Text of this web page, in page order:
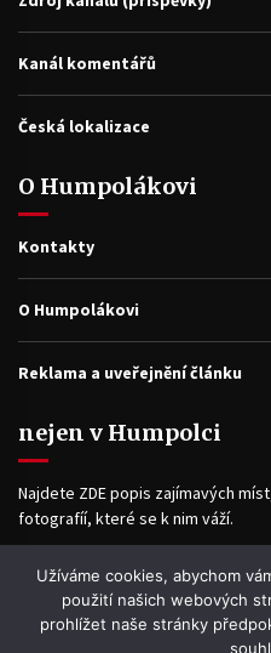
Kanál komentářů
Česká lokalizace
O Humpolákovi
Kontakty
O Humpolákovi
Reklama a uveřejnění článku
nejen v Humpolci
Najdete ZDE popis zajímavých
fotografíí, které se k nim váží.
Facebook
Užíváme cookies, abychom
použití našich webových
prohlížet naše stránky